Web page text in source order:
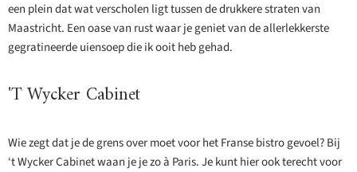
een plein dat wat verscholen ligt tussen de drukkere straten van
Maastricht. Een oase van rust waar je geniet van de allerlekkerste
gegratineerde uiensoep die ik ooit heb gehad.
'T Wycker Cabinet
Wie zegt dat je de grens over moet voor het Franse bistro gevoel? Bij
‘t Wycker Cabinet waan je je zo à Paris. Je kunt hier ook terecht voor